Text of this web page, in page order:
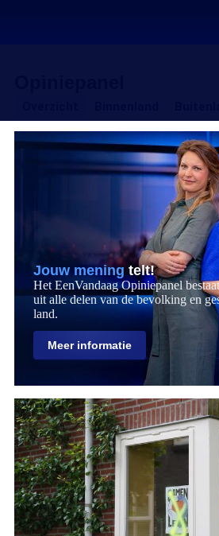
Opiniepanel
Uitgelichte
Jouw meningtelt!
Het EenVandaag Opiniepanel
uit alle delen van de bevolking en
land.
Meer informatie